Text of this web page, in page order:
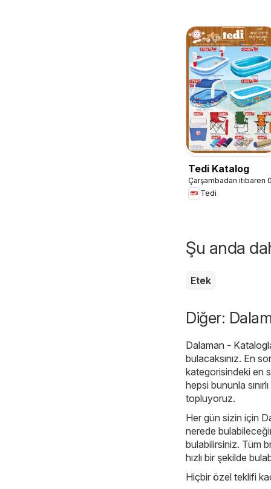
Tedi Katalog
Çarşambadan itibaren
Tedi
Şu anda
Etek
Diğer:
Dalaman -
bulacaksınız. En
kategorisindeki en
hepsi bununla
topluyoruz.
Her gün sizin için
nerede
bulabilirsiniz. Tüm
hızlı bir şekilde
Hiçbir özel teklifi